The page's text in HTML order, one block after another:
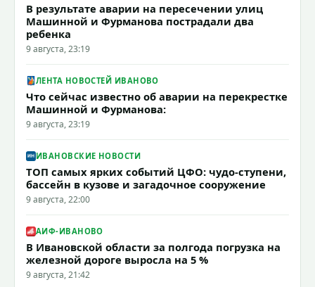
В результате аварии на пересечении улиц
Машинной и Фурманова пострадали два
ребенка
9 августа, 23:19
ЛЕНТА НОВОСТЕЙ ИВАНОВО
Что сейчас известно об аварии на перекрестке
Машинной и Фурманова:
9 августа, 23:19
ИВАНОВСКИЕ НОВОСТИ
ТОП самых ярких событий ЦФО: чудо-ступени,
бассейн в кузове и загадочное сооружение
9 августа, 22:00
АИФ-ИВАНОВО
В Ивановской области за полгода погрузка на
железной дороге выросла на 5 %
9 августа, 21:42